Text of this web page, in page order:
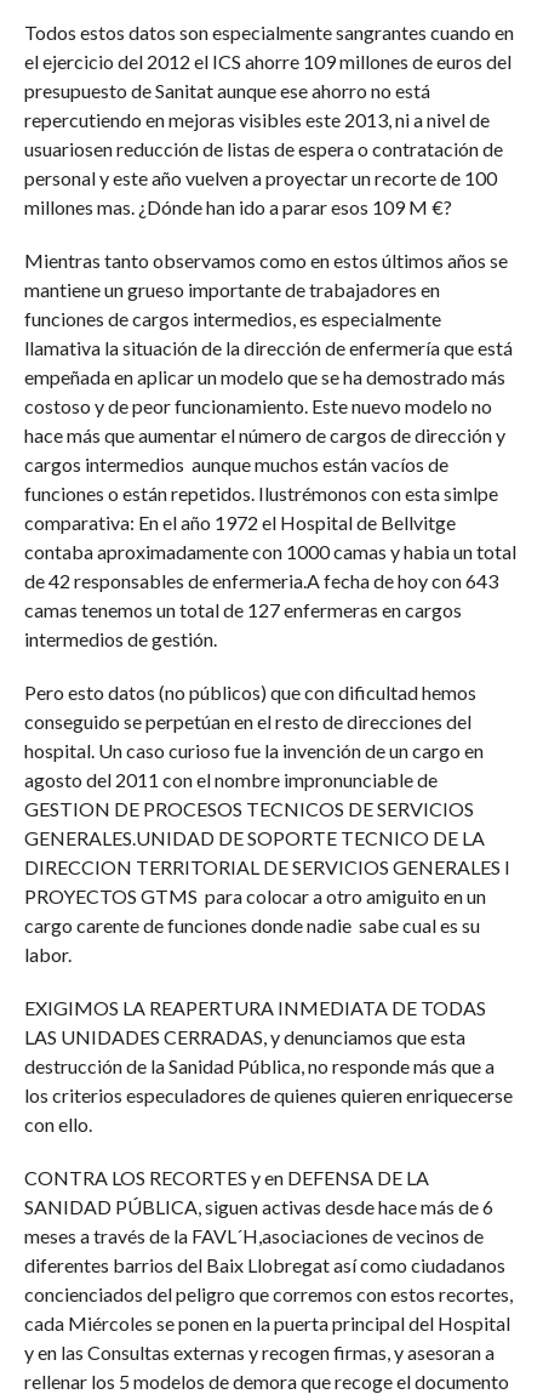
Todos estos datos son especialmente sangrantes cuando en
el ejercicio del 2012 el ICS ahorre 109 millones de euros del
presupuesto de Sanitat aunque ese ahorro no está
repercutiendo en mejoras visibles este 2013, ni a nivel de
usuariosen reducción de listas de espera o contratación de
personal y este año vuelven a proyectar un recorte de 100
millones mas. ¿Dónde han ido a parar esos 109 M €?
Mientras tanto observamos como en estos últimos años se
mantiene un grueso importante de trabajadores en
funciones de cargos intermedios, es especialmente
llamativa la situación de la dirección de enfermería que está
empeñada en aplicar un modelo que se ha demostrado más
costoso y de peor funcionamiento. Este nuevo modelo no
hace más que aumentar el número de cargos de dirección y
cargos intermedios aunque muchos están vacíos de
funciones o están repetidos. Ilustrémonos con esta simlpe
comparativa: En el año 1972 el Hospital de Bellvitge
contaba aproximadamente con 1000 camas y habia un total
de 42 responsables de enfermeria.A fecha de hoy con 643
camas tenemos un total de 127 enfermeras en cargos
intermedios de gestión.
Pero esto datos (no públicos) que con dificultad hemos
conseguido se perpetúan en el resto de direcciones del
hospital. Un caso curioso fue la invención de un cargo en
agosto del 2011 con el nombre impronunciable de
GESTION DE PROCESOS TECNICOS DE SERVICIOS
GENERALES.UNIDAD DE SOPORTE TECNICO DE LA
DIRECCION TERRITORIAL DE SERVICIOS GENERALES I
PROYECTOS GTMS para colocar a otro amiguito en un
cargo carente de funciones donde nadie sabe cual es su
labor.
EXIGIMOS LA REAPERTURA INMEDIATA DE TODAS
LAS UNIDADES CERRADAS, y denunciamos que esta
destrucción de la Sanidad Pública, no responde más que a
los criterios especuladores de quienes quieren enriquecerse
con ello.
CONTRA LOS RECORTES y en DEFENSA DE LA
SANIDAD PÚBLICA, siguen activas desde hace más de 6
meses a través de la FAVL´H,asociaciones de vecinos de
diferentes barrios del Baix Llobregat así como ciudadanos
concienciados del peligro que corremos con estos recortes,
cada Miércoles se ponen en la puerta principal del Hospital
y en las Consultas externas y recogen firmas, y asesoran a
rellenar los 5 modelos de demora que recoge el documento